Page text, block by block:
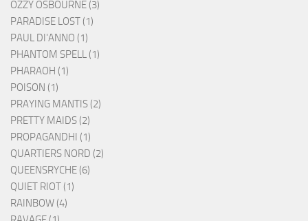
OZZY OSBOURNE (3)
PARADISE LOST (1)
PAUL DI'ANNO (1)
PHANTOM SPELL (1)
PHARAOH (1)
POISON (1)
PRAYING MANTIS (2)
PRETTY MAIDS (2)
PROPAGANDHI (1)
QUARTIERS NORD (2)
QUEENSRYCHE (6)
QUIET RIOT (1)
RAINBOW (4)